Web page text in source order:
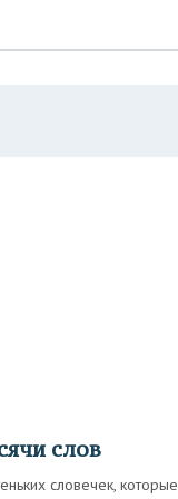
слов
словечек, которые